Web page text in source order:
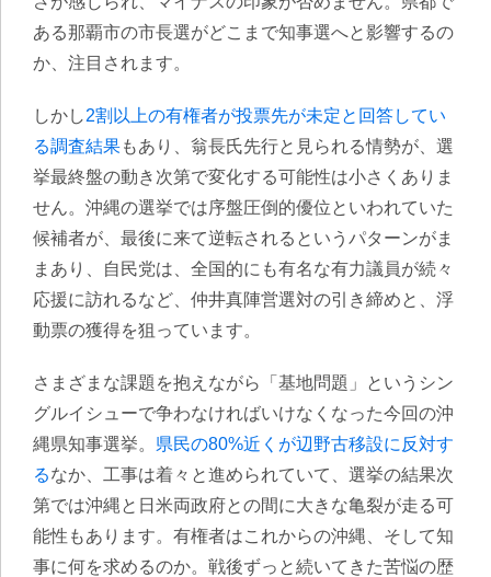
ある那覇市の市長選がどこまで知事選へと影響するの
か、注目されます。
しかし2割以上の有権者が投票先が未定と回答してい
る調査結果もあり、翁長氏先行と見られる情勢が、選
挙最終盤の動き次第で変化する可能性は小さくありま
せん。沖縄の選挙では序盤圧倒的優位といわれていた
候補者が、最後に来て逆転されるというパターンがま
まあり、自民党は、全国的にも有名な有力議員が続々
応援に訪れるなど、仲井真陣営選対の引き締めと、浮
動票の獲得を狙っています。
さまざまな課題を抱えながら「基地問題」というシン
グルイシューで争わなければいけなくなった今回の沖
縄県知事選挙。 県民の80%近くが辺野古移設に反対す
るなか、工事は着々と進められていて、選挙の結果次
第では沖縄と日米両政府との間に大きな亀裂が走る可
能性もあります。有権者はこれからの沖縄、そして知
事に何を求めるのか。戦後ずっと続いてきた苦悩の歴